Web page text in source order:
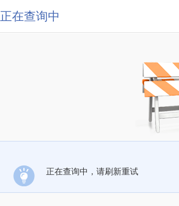
正在查询中
正在查询中，请刷新重试